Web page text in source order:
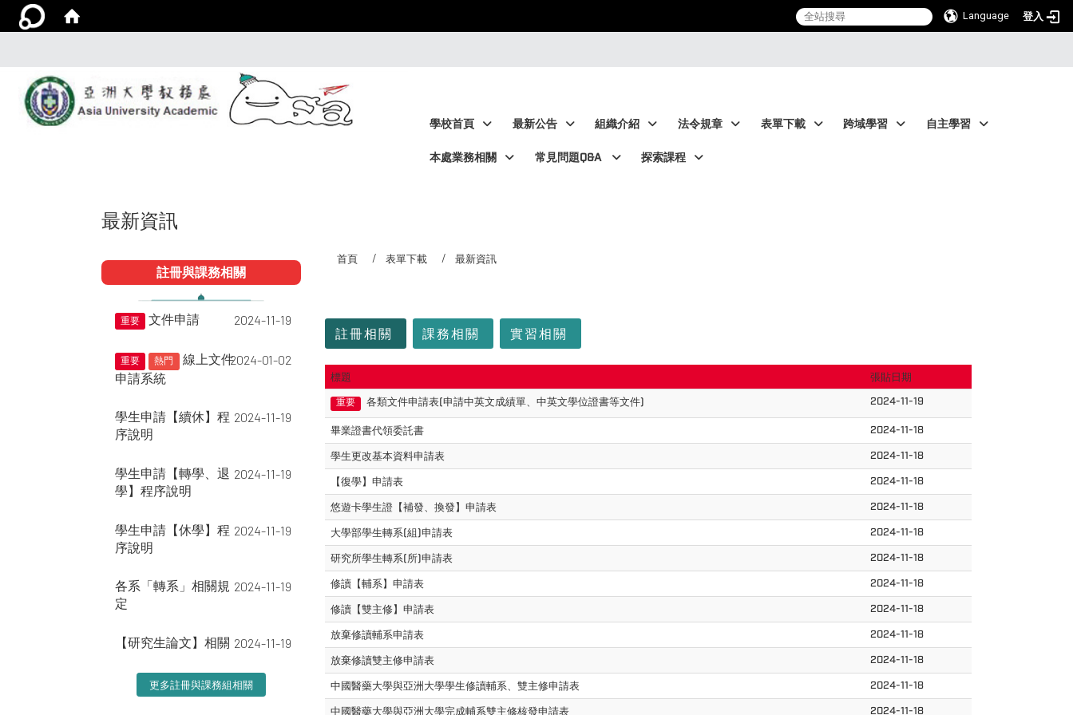
Language 登入
學校首頁 最新公告 組織介紹 法令規章 表單下載 跨域學習 自主學習
本處業務相關 常見問題Q&A 探索課程
最新資訊
註冊與課務相關
重要 文件申請 2024-11-19
重要 熱門
線上文件
申請系統
2024-01-02
學生申請【續休】程
序說明
2024-11-19
學生申請【轉學、退
學】程序說明
2024-11-19
學生申請【休學】程
序說明
2024-11-19
各系「轉系」相關規
定
2024-11-19
【研究生論文】相關 2024-11-19
更多註冊與課務組相關
首頁 表單下載 最新資訊
註冊相關 課務相關 實習相關
標題 張貼日期
重要 各類文件申請表(申請中英文成績單、中英文學位證書等文件) 2024-11-19
畢業證書代領委託書 2024-11-18
學生更改基本資料申請表 2024-11-18
【復學】申請表 2024-11-18
悠遊卡學生證【補發、換發】申請表 2024-11-18
大學部學生轉系(組)申請表 2024-11-18
研究所學生轉系(所)申請表 2024-11-18
修讀【輔系】申請表 2024-11-18
修讀【雙主修】申請表 2024-11-18
放棄修讀輔系申請表 2024-11-18
放棄修讀雙主修申請表 2024-11-18
中國醫藥大學與亞洲大學學生修讀輔系、雙主修申請表 2024-11-18
中國醫藥大學與亞洲大學完成輔系雙主修核發申請表 2024-11-18